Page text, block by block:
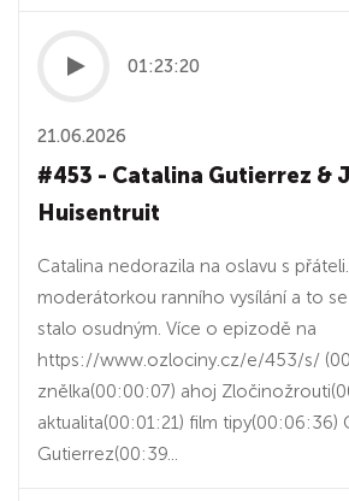
01:23:20
21.06.2026
#453 - Catalina Gutierrez &
Huisentruit
Catalina nedorazila na oslavu s
moderátorkou ranního vysílání a to
stalo osudným. Více o epizodě na
https://www.ozlociny.cz/e/453/s/
znělka(00:00:07) ahoj
aktualita(00:01:21) film tipy(00:06:36)
Gutierrez(00:39...